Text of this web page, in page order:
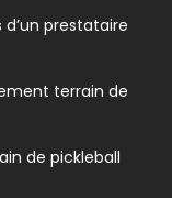
prestataire
terrain de
de pickleball